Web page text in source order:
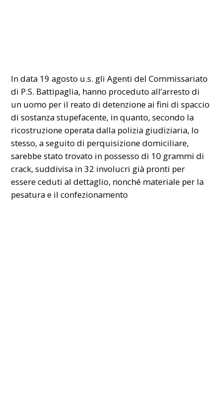
In data 19 agosto u.s. gli Agenti del Commissariato
di P.S. Battipaglia, hanno proceduto all’arresto di
un uomo per il reato di detenzione ai fini di spaccio
di sostanza stupefacente, in quanto, secondo la
ricostruzione operata dalla polizia giudiziaria, lo
stesso, a seguito di perquisizione domiciliare,
sarebbe stato trovato in possesso di 10 grammi di
crack, suddivisa in 32 involucri già pronti per
essere ceduti al dettaglio, nonché materiale per la
pesatura e il confezionamento